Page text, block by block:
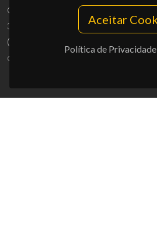
Aceitar
Política de
Campus Universitário de Santiago
3810-193 Aveiro - Portugal
(+351) 234 370 200
ciceco@ua.pt